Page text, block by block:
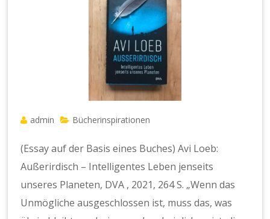
admin Bücherinspirationen
(Essay auf der Basis eines Buches) Avi Loeb:
Außerirdisch – Intelligentes Leben jenseits
unseres Planeten, DVA , 2021, 264 S. „Wenn das
Unmögliche ausgeschlossen ist, muss das, was